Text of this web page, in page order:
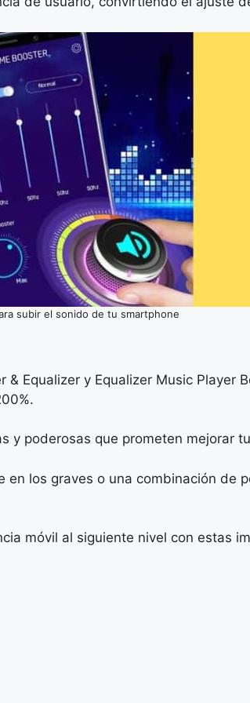
subir el sonido de tu smartphone
Equalizer y Equalizer Music Player
y poderosas que prometen mejorar
los graves o una combinación de
móvil al siguiente nivel con estas